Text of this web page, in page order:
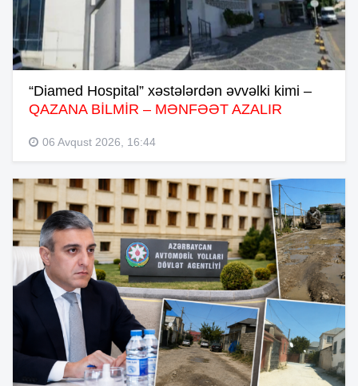
“Diamed Hospital” xəstələrdən əvvəlki kimi –
QAZANA BİLMİR – MƏNFƏƏT AZALIR
06 Avqust 2026, 16:44